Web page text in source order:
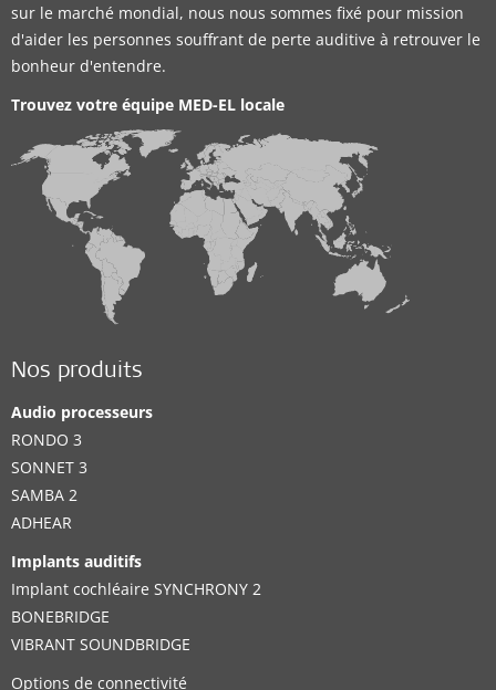
sur le marché mondial, nous nous sommes fixé pour mission
d'aider les personnes souffrant de perte auditive à retrouver le
bonheur d'entendre.
Trouvez votre équipe MED-EL locale
Nos produits
Audio processeurs
RONDO 3
SONNET 3
SAMBA 2
ADHEAR
Implants auditifs
Implant cochléaire SYNCHRONY 2
BONEBRIDGE
VIBRANT SOUNDBRIDGE
Options de connectivité